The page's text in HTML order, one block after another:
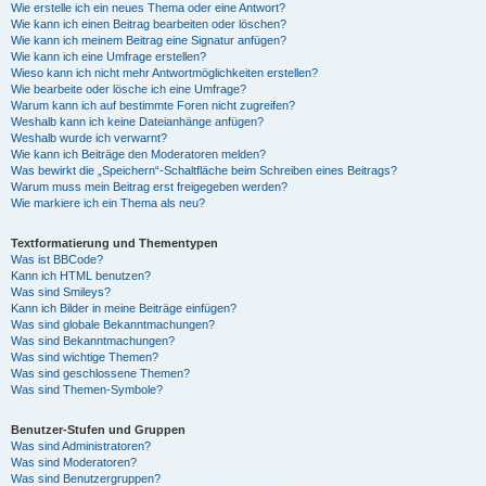
Wie erstelle ich ein neues Thema oder eine Antwort?
Wie kann ich einen Beitrag bearbeiten oder löschen?
Wie kann ich meinem Beitrag eine Signatur anfügen?
Wie kann ich eine Umfrage erstellen?
Wieso kann ich nicht mehr Antwortmöglichkeiten erstellen?
Wie bearbeite oder lösche ich eine Umfrage?
Warum kann ich auf bestimmte Foren nicht zugreifen?
Weshalb kann ich keine Dateianhänge anfügen?
Weshalb wurde ich verwarnt?
Wie kann ich Beiträge den Moderatoren melden?
Was bewirkt die „Speichern“-Schaltfläche beim Schreiben eines Beitrags?
Warum muss mein Beitrag erst freigegeben werden?
Wie markiere ich ein Thema als neu?
Textformatierung und Thementypen
Was ist BBCode?
Kann ich HTML benutzen?
Was sind Smileys?
Kann ich Bilder in meine Beiträge einfügen?
Was sind globale Bekanntmachungen?
Was sind Bekanntmachungen?
Was sind wichtige Themen?
Was sind geschlossene Themen?
Was sind Themen-Symbole?
Benutzer-Stufen und Gruppen
Was sind Administratoren?
Was sind Moderatoren?
Was sind Benutzergruppen?